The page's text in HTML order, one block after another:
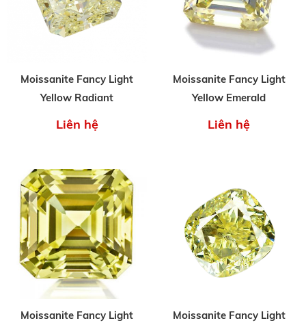
Moissanite Fancy Light
Yellow Radiant
Liên hệ
Moissanite Fancy Light
Yellow Emerald
Liên hệ
Moissanite Fancy Light
Moissanite Fancy Light